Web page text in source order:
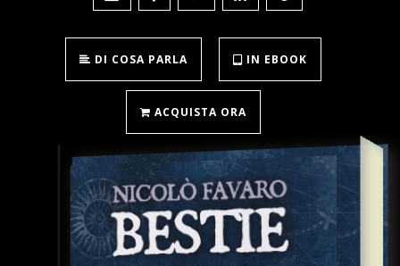
DI COSA PARLA IN EBOOK
ACQUISTA ORA